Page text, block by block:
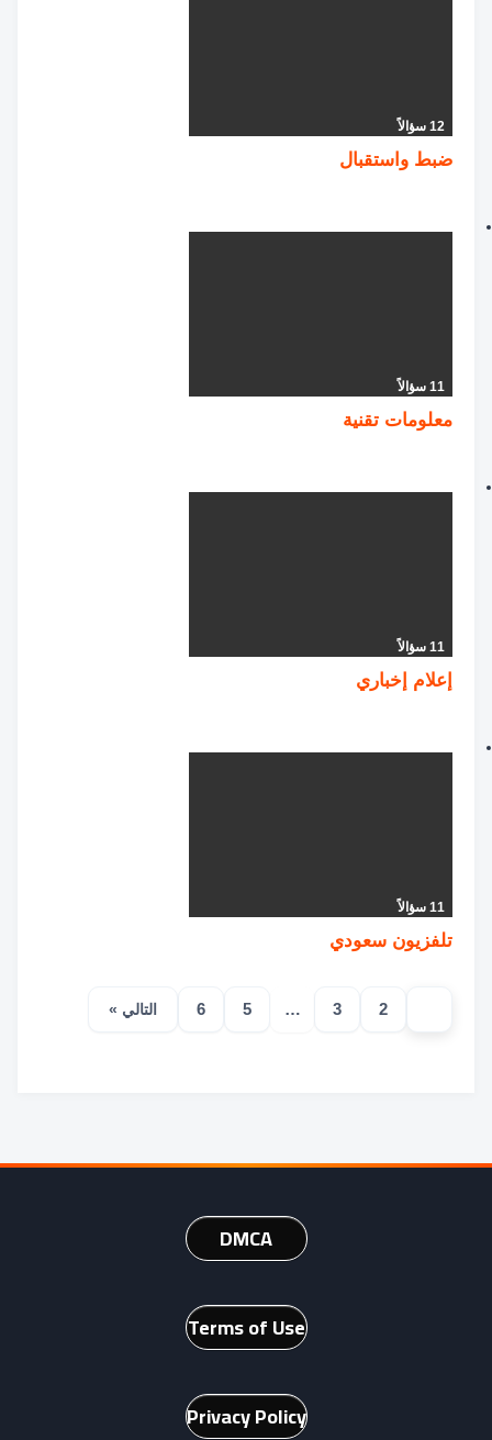
12 سؤالاً
ضبط واستقبال
11 سؤالاً
معلومات تقنية
11 سؤالاً
إعلام إخباري
11 سؤالاً
تلفزيون سعودي
2
3
…
5
6 التالي »
DMCA
Terms of Use
Privacy Policy